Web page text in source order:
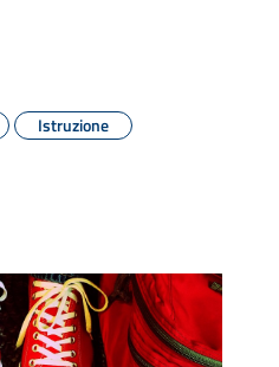
Istruzione